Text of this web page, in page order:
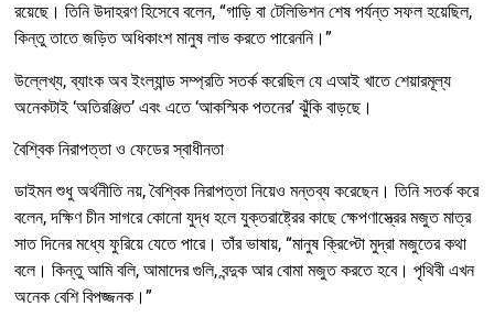
রয়েছে। তিনি উদাহরণ হিসেবে বলেন, “গাড়ি বা টেলিভিশন শেষ পর্যন্ত সফল হয়েছিল,
কিন্তু তাতে জড়িত অধিকাংশ মানুষ লাভ করতে পারেননি।”
উল্লেখ্য, ব্যাংক অব ইংল্যান্ড সম্প্রতি সতর্ক করেছিল যে এআই খাতে শেয়ারমূল্য
অনেকটাই ‘অতিরঞ্জিত’ এবং এতে ‘আকস্মিক পতনের’ ঝুঁকি বাড়ছে।
বৈশ্বিক নিরাপত্তা ও ফেডের স্বাধীনতা
ডাইমন শুধু অর্থনীতি নয়, বৈশ্বিক নিরাপত্তা নিয়েও মন্তব্য করেছেন। তিনি সতর্ক করে
বলেন, দক্ষিণ চীন সাগরে কোনো যুদ্ধ হলে যুক্তরাষ্ট্রের কাছে ক্ষেপণাস্ত্রের মজুত মাত্র
সাত দিনের মধ্যে ফুরিয়ে যেতে পারে। তাঁর ভাষায়, “মানুষ ক্রিপ্টো মুদ্রা মজুতের কথা
বলে। কিন্তু আমি বলি, আমাদের গুলি, বন্দুক আর বোমা মজুত করতে হবে। পৃথিবী এখন
অনেক বেশি বিপজ্জনক।”